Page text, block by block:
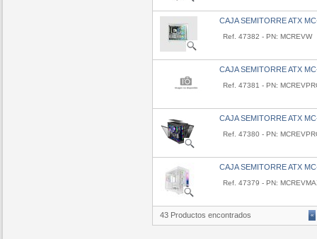
CAJA SEMITORRE ATX
Ref. 47382 - PN: MCREVW
CAJA SEMITORRE ATX
Ref. 47381 - PN:
CAJA SEMITORRE ATX
Ref. 47380 - PN:
CAJA SEMITORRE ATX
Ref. 47379 - PN:
43 Productos encontrados «